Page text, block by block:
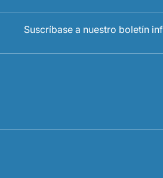
Suscríbase a nuestro boletín